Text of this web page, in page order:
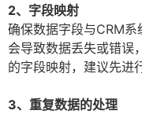
2、字段映射
确保数据字段与CRM
会导致数据丢失或错误
的字段映射，建议先进
3、重复数据的处理